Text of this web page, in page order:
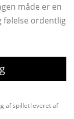
måde er en
følelse ordentlig
af spillet leveret af